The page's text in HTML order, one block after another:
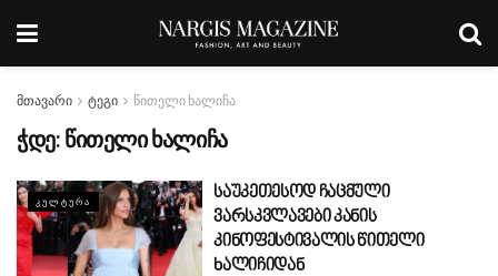
მთავარი ტეგი წითელი ხალიჩა
ჭდე: წითელი ხალიჩა
ᲙᲣᲚᲢᲣᲠᲐ
საუკეთესოდ ჩაცმული
ვარსკვლავები კანის
კინოფესტივალის წითელი
ხალიჩიდან